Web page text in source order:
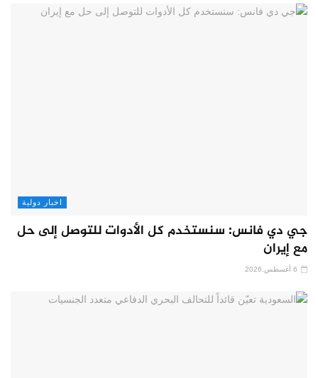
اخبار دولية
جي دي فانس: سنستخدم كل الأدوات للتوصل إلى حل
مع إيران